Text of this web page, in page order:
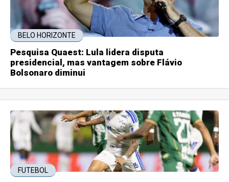
BELO HORIZONTE
Pesquisa Quaest: Lula lidera disputa
presidencial, mas vantagem sobre Flávio
Bolsonaro diminui
FUTEBOL